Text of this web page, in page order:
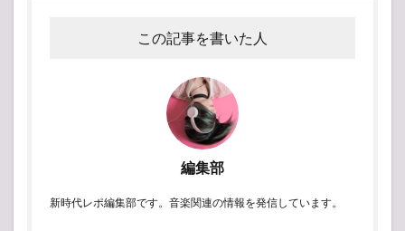
この記事を書いた人
編集部
新時代レポ編集部です。音楽関連の情報を発信しています。